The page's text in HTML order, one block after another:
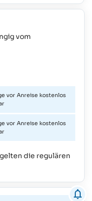
vom
vor Anreise kostenlos
vor Anreise kostenlos
die regulären